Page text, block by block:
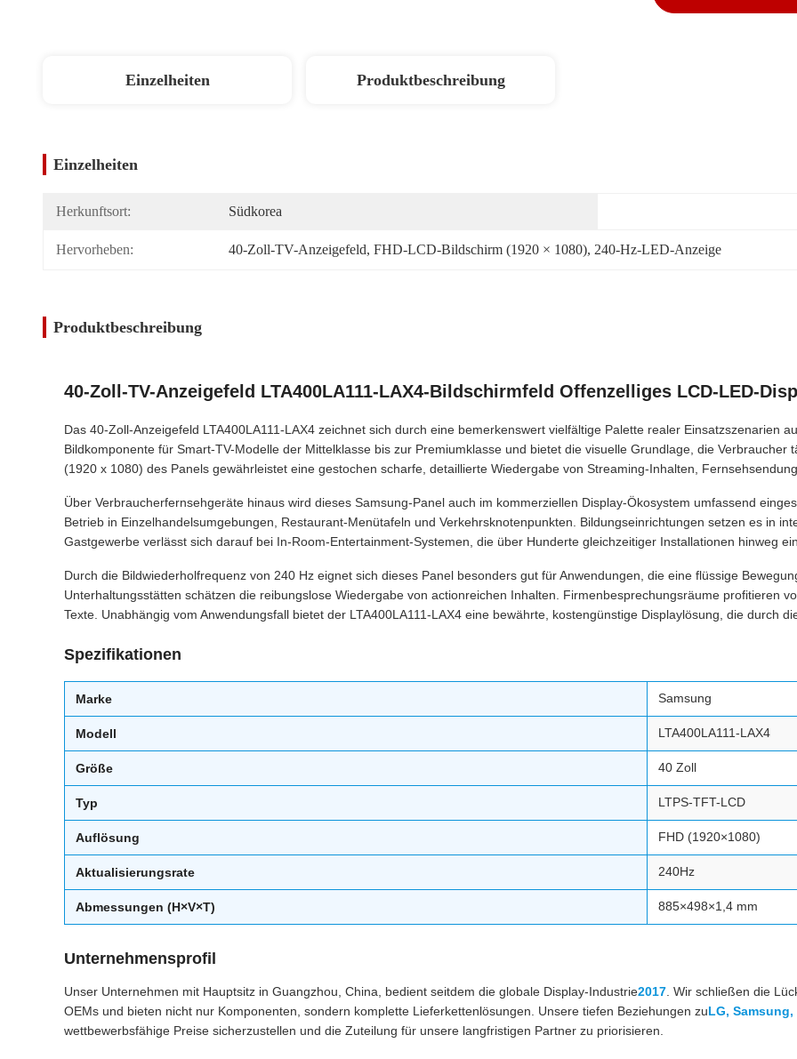
Einzelheiten Produktbeschreibung
Einzelheiten
Herkunftsort: Südkorea
Hervorheben: 40-Zoll-TV-Anzeigefeld, FHD-LCD-Bildschirm (1920 × 1080), 240-Hz-LED-Anzeige
Produktbeschreibung
40-Zoll-TV-Anzeigefeld LTA400LA111-LAX4-Bildschirmfeld Offenzelliges LCD-LED-
Das 40-Zoll-Anzeigefeld LTA400LA111-LAX4 zeichnet sich durch eine bemerkenswert vielfältige Palette realer Einsatzszenarien
Bildkomponente für Smart-TV-Modelle der Mittelklasse bis zur Premiumklasse und bietet die visuelle Grundlage, die
(1920 x 1080) des Panels gewährleistet eine gestochen scharfe, detaillierte Wiedergabe von Streaming-Inhalten,
Über Verbraucherfernsehgeräte hinaus wird dieses Samsung-Panel auch im kommerziellen Display-Ökosystem umfassend
Betrieb in Einzelhandelsumgebungen, Restaurant-Menütafeln und Verkehrsknotenpunkten. Bildungseinrichtungen setzen es in
Gastgewerbe verlässt sich darauf bei In-Room-Entertainment-Systemen, die über Hunderte gleichzeitiger Installationen hinweg
Durch die Bildwiederholfrequenz von 240 Hz eignet sich dieses Panel besonders gut für Anwendungen, die eine flüssige
Unterhaltungsstätten schätzen die reibungslose Wiedergabe von actionreichen Inhalten. Firmenbesprechungsräume profitieren
Texte. Unabhängig vom Anwendungsfall bietet der LTA400LA111-LAX4 eine bewährte, kostengünstige Displaylösung, die durch
Spezifikationen
Marke Samsung
Modell LTA400LA111-LAX4
Größe 40 Zoll
Typ LTPS-TFT-LCD
Auflösung FHD (1920×1080)
Aktualisierungsrate 240Hz
Abmessungen (H×V×T) 885×498×1,4 mm
Unternehmensprofil
Unser Unternehmen mit Hauptsitz in Guangzhou, China, bedient seitdem die globale Display-Industrie2017 . Wir schließen die
OEMs und bieten nicht nur Komponenten, sondern komplette Lieferkettenlösungen. Unsere tiefen Beziehungen zuLG,
wettbewerbsfähige Preise sicherzustellen und die Zuteilung für unsere langfristigen Partner zu priorisieren.